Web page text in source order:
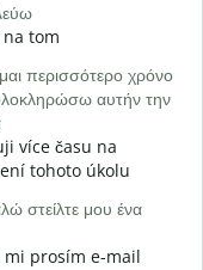
tom
περισσότερο χρόνο
αυτήν την
více času na
tohoto úkolu
στείλτε μου ένα
mi prosím e-mail